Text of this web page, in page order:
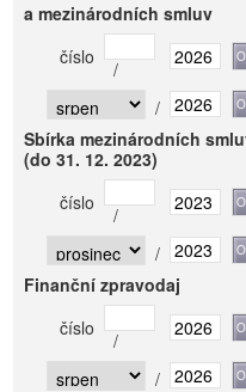
a mezinárodních smluv
číslo
/
/
Sbírka mezinárodních
(do 31. 12. 2023)
číslo
/
/
Finanční zpravodaj
číslo
/
/